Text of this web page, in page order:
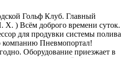
Гольф Клуб. Главный
Х. ) Всём доброго времени суток.
для продувки системы полива
компанию Пневмопортал!
Оборудование приезжает в